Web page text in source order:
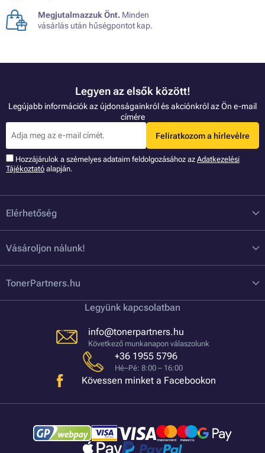
Megjutalmazzuk Önt. Minden
vásárlás után hűségpontot kap.
Legyen az elsők között!
Legújabb információk az újdonságainkról és akciónkról az Ön e-mail
címére
Feliratkozom a hírlevélre
Hozzájárulok a szémelyes adataim feldolgozásához az Adatkezelési
Tájékoztató alapján.
Elérhetőség
Vásároljon nálunk!
TonerPartners.hu
Legyünk kapcsolatban
info@tonerpartners.hu
Következő munkanapon válaszolunk
+36 1955 5796
Hé–Pé: 8:00 – 16:00
Kövessen minket a Facebookon